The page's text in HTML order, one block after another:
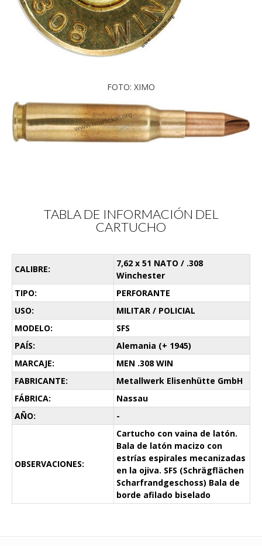
FOTO: XIMO
TABLA DE INFORMACIÓN DEL
CARTUCHO
CALIBRE:
7,62 x 51 NATO / .308
Winchester
TIPO:
PERFORANTE
USO:
MILITAR / POLICIAL
MODELO:
SFS
PAÍS:
Alemania (+ 1945)
MARCAJE:
MEN .308 WIN
FABRICANTE:
Metallwerk Elisenhütte GmbH
FÁBRICA:
Nassau
AÑO:
-
OBSERVACIONES:
Cartucho con vaina de latón.
Bala de latón macizo con
estrías espirales mecanizadas
en la ojiva. SFS (Schrägflächen
Scharfrandgeschoss) Bala de
borde afilado biselado